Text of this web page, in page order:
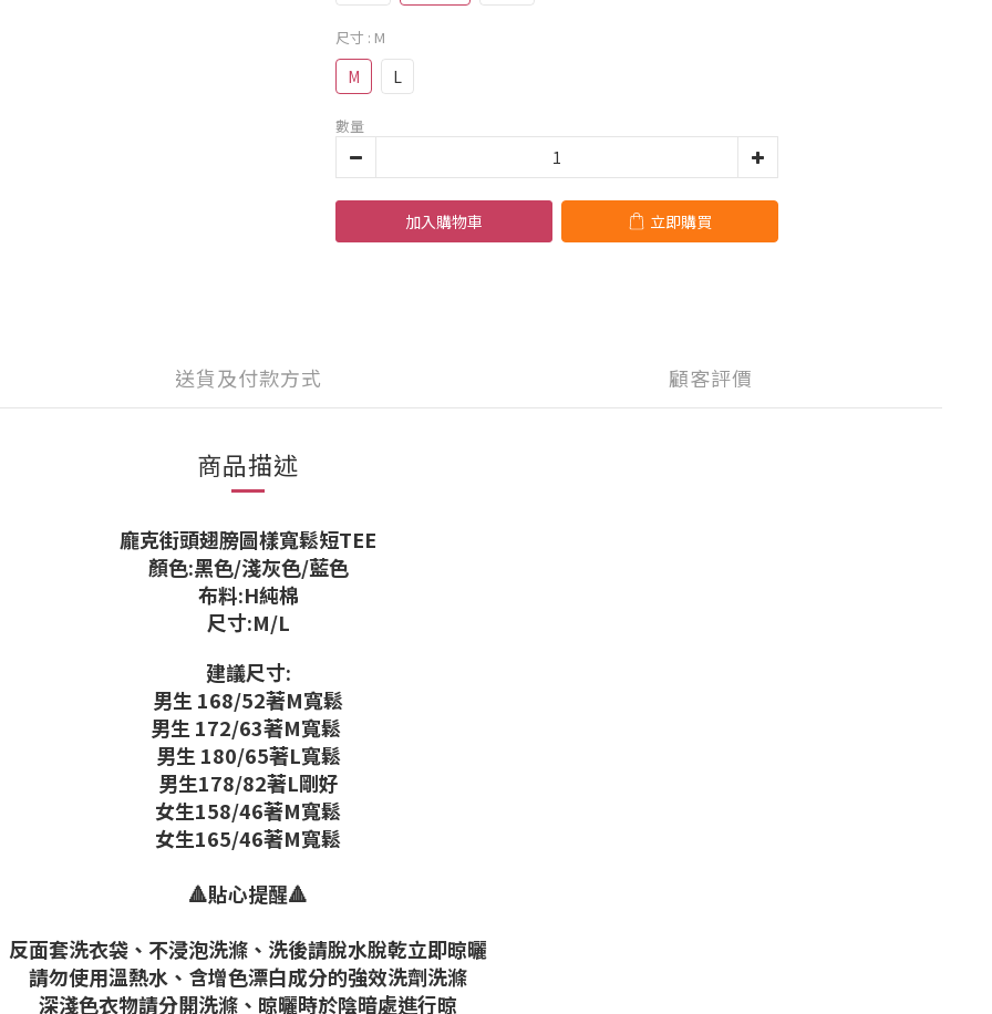
尺寸 : M
M L
數量
加入購物車 立即購買
送貨及付款方式 顧客評價
商品描述
龐克街頭翅膀圖樣寬鬆短TEE
顏色:黑色/淺灰色/藍色
布料:H純棉
尺寸:M/L
建議尺寸:
男生 168/52著M寬鬆
男生 172/63著M寬鬆
男生 180/65著L寬鬆
男生178/82著L剛好
女生158/46著M寬鬆
女生165/46著M寬鬆
🔺貼心提醒🔺
反面套洗衣袋、不浸泡洗滌、洗後請脫水脫乾立即晾曬
請勿使用溫熱水、含增色漂白成分的強效洗劑洗滌
深淺色衣物請分開洗滌、晾曬時於陰暗處進行晾